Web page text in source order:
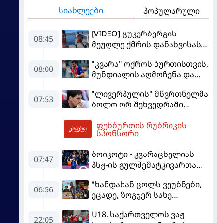
სიახლეები პოპულარული
08:45
[VIDEO] ცუკერბერგის
მეუღლე ქმრის დანახვისას
დვალიშვილი Facebook-ის
დამფუძნებელს
08:00
"კვარა" ოქროს ბურთისთვის,
მუნდიალის აღმოჩენა და
მსაჯი - ევროპის სუპერთასის
PREVIEW
07:53
"ლივერპულის" მწვრთნელმა
ბოლო ორ შეხვედრაში
ფეხბურთის რუბრიკის
სპონსორი
07:47
ბოიკოტი - კვარაცხელიას
პსჟ-ის გულშემატკივართა
გაავრცელა
06:56
"ხანდახან ცოლს ვეუბნები,
ეცადე, ზოგჯერ სახე
ამას მპასუხობს..." -
22:05
U18. საქართველოს ვაჟ